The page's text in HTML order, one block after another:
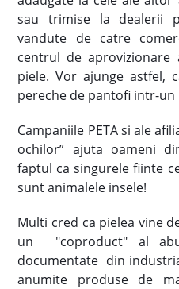
sau trimise la dealerii
vandute de catre
centrul de
piele. Vor ajunge astfel,
pereche de pantofi intr-un
Campaniile PETA si ale
ochilor” ajuta oameni
faptul ca singurele fiinte
sunt animalele insele!
Multi cred ca pielea vine
un "coproduct" al
documentate din
anumite produse de